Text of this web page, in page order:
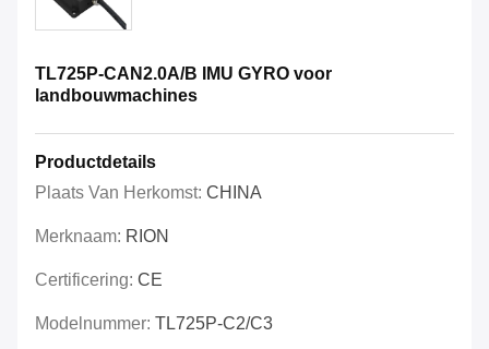
TL725P-CAN2.0A/B IMU GYRO voor
landbouwmachines
Productdetails
Plaats Van Herkomst: CHINA
Merknaam: RION
Certificering: CE
Modelnummer: TL725P-C2/C3